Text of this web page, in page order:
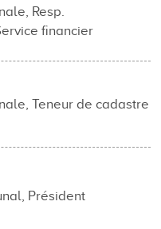
Resp.
financier
Teneur de cadastre
Président